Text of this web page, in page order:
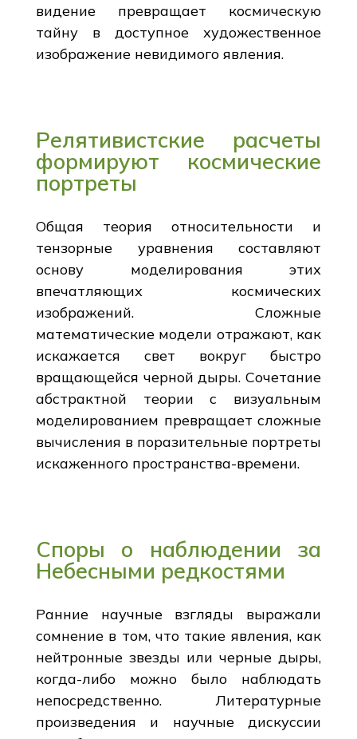
видение превращает космическую
тайну в доступное художественное
изображение невидимого явления.
Релятивистские расчеты
формируют космические
портреты
Общая теория относительности и
тензорные уравнения составляют
основу моделирования этих
впечатляющих космических
изображений. Сложные
математические модели отражают, как
искажается свет вокруг быстро
вращающейся черной дыры. Сочетание
абстрактной теории с визуальным
моделированием превращает сложные
вычисления в поразительные портреты
искаженного пространства-времени.
Споры о наблюдении за
Небесными редкостями
Ранние научные взгляды выражали
сомнение в том, что такие явления, как
нейтронные звезды или черные дыры,
когда-либо можно было наблюдать
непосредственно. Литературные
произведения и научные дискуссии